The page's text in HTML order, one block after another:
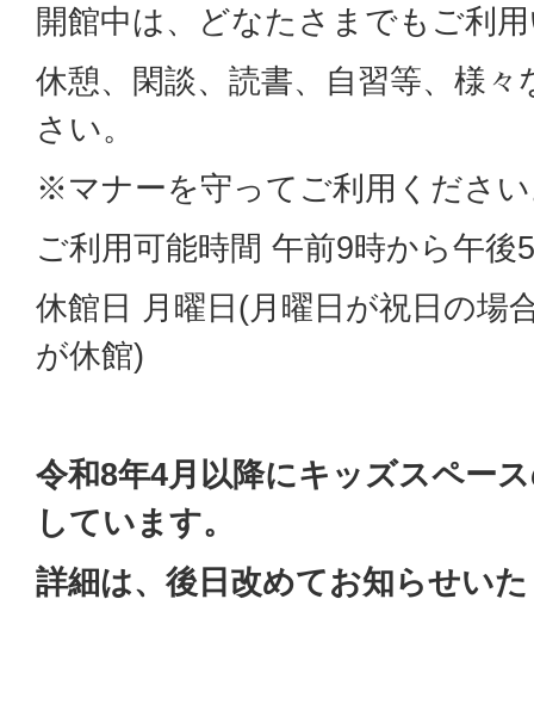
開館中は、どなたさまでもご利
休憩、閑談、読書、自習等、様
さい。
※マナーを守ってご利用くださ
ご利用可能時間 午前9時から午後
休館日 月曜日(月曜日が祝日の場
が休館)
令和8年4月以降にキッズスペー
しています。
詳細は、後日改めてお知らせい